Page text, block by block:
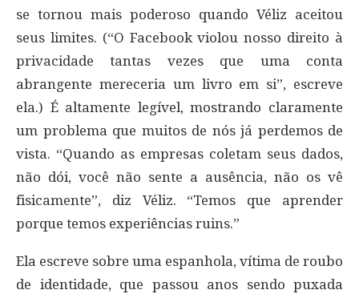
se tornou mais poderoso quando Véliz aceitou
seus limites. (“O Facebook violou nosso direito à
privacidade tantas vezes que uma conta
abrangente mereceria um livro em si”, escreve
ela.) É altamente legível, mostrando claramente
um problema que muitos de nós já perdemos de
vista. “Quando as empresas coletam seus dados,
não dói, você não sente a ausência, não os vê
fisicamente”, diz Véliz. “Temos que aprender
porque temos experiências ruins.”
Ela escreve sobre uma espanhola, vítima de roubo
de identidade, que passou anos sendo puxada